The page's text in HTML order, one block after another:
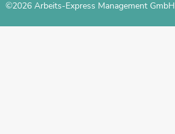
©2026 Arbeits-Express Management GmbH